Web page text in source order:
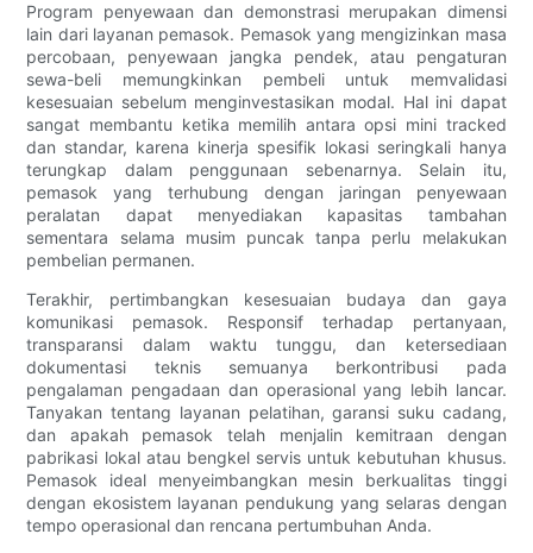
Program penyewaan dan demonstrasi merupakan dimensi
lain dari layanan pemasok. Pemasok yang mengizinkan masa
percobaan, penyewaan jangka pendek, atau pengaturan
sewa-beli memungkinkan pembeli untuk memvalidasi
kesesuaian sebelum menginvestasikan modal. Hal ini dapat
sangat membantu ketika memilih antara opsi mini tracked
dan standar, karena kinerja spesifik lokasi seringkali hanya
terungkap dalam penggunaan sebenarnya. Selain itu,
pemasok yang terhubung dengan jaringan penyewaan
peralatan dapat menyediakan kapasitas tambahan
sementara selama musim puncak tanpa perlu melakukan
pembelian permanen.
Terakhir, pertimbangkan kesesuaian budaya dan gaya
komunikasi pemasok. Responsif terhadap pertanyaan,
transparansi dalam waktu tunggu, dan ketersediaan
dokumentasi teknis semuanya berkontribusi pada
pengalaman pengadaan dan operasional yang lebih lancar.
Tanyakan tentang layanan pelatihan, garansi suku cadang,
dan apakah pemasok telah menjalin kemitraan dengan
pabrikasi lokal atau bengkel servis untuk kebutuhan khusus.
Pemasok ideal menyeimbangkan mesin berkualitas tinggi
dengan ekosistem layanan pendukung yang selaras dengan
tempo operasional dan rencana pertumbuhan Anda.